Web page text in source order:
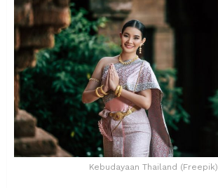
Kebudayaan Thailand (Freepik)